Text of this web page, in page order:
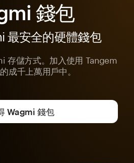
錢包
最安全的硬體錢包
存儲方式。加入使用 Tangem
成千上萬用戶中。
Wagmi 錢包